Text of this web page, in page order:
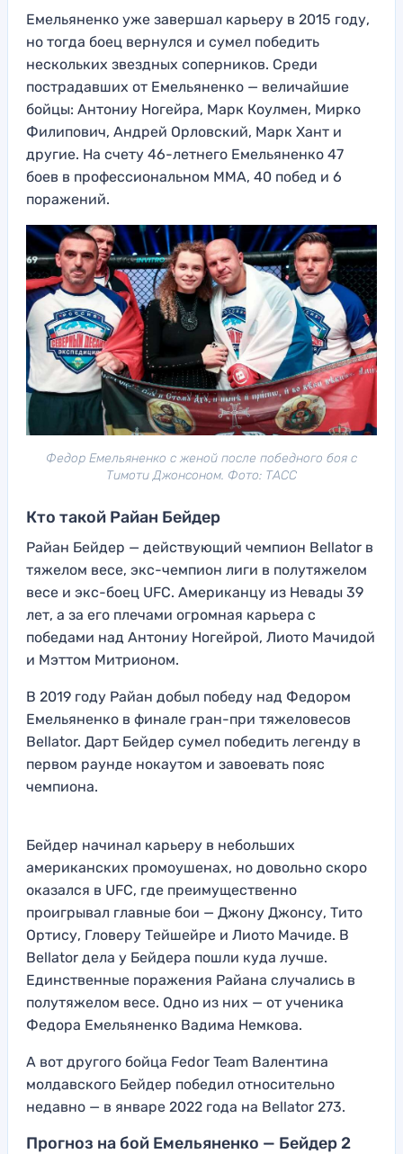
Емельяненко уже завершал карьеру в 2015 году,
но тогда боец вернулся и сумел победить
нескольких звездных соперников. Среди
пострадавших от Емельяненко — величайшие
бойцы: Антониу Ногейра, Марк Коулмен, Мирко
Филипович, Андрей Орловский, Марк Хант и
другие. На счету 46-летнего Емельяненко 47
боев в профессиональном ММА, 40 побед и 6
поражений.
Федор Емельяненко с женой после победного боя с
Тимоти Джонсоном. Фото: ТАСС
Кто такой Райан Бейдер
Райан Бейдер — действующий чемпион Bellator в
тяжелом весе, экс-чемпион лиги в полутяжелом
весе и экс-боец UFC. Американцу из Невады 39
лет, а за его плечами огромная карьера с
победами над Антониу Ногейрой, Лиото Мачидой
и Мэттом Митрионом.
В 2019 году Райан добыл победу над Федором
Емельяненко в финале гран-при тяжеловесов
Bellator. Дарт Бейдер сумел победить легенду в
первом раунде нокаутом и завоевать пояс
чемпиона.
Бейдер начинал карьеру в небольших
американских промоушенах, но довольно скоро
оказался в UFC, где преимущественно
проигрывал главные бои — Джону Джонсу, Тито
Ортису, Гловеру Тейшейре и Лиото Мачиде. В
Bellator дела у Бейдера пошли куда лучше.
Единственные поражения Райана случались в
полутяжелом весе. Одно из них — от ученика
Федора Емельяненко Вадима Немкова.
А вот другого бойца Fedor Team Валентина
молдавского Бейдер победил относительно
недавно — в январе 2022 года на Bellator 273.
Прогноз на бой Емельяненко — Бейдер 2